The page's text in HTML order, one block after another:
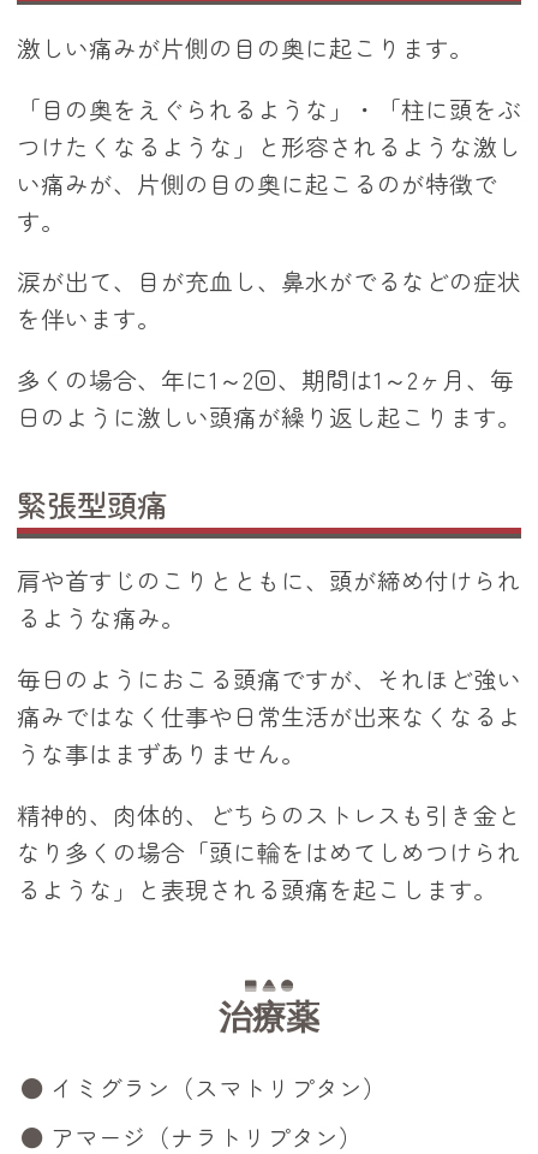
激しい痛みが片側の目の奥に起こります。
「目の奥をえぐられるような」・「柱に頭をぶ
つけたくなるような」と形容されるような激し
い痛みが、片側の目の奥に起こるのが特徴で
す。
涙が出て、目が充血し、鼻水がでるなどの症状
を伴います。
多くの場合、年に1～2回、期間は1～2ヶ月、毎
日のように激しい頭痛が繰り返し起こります。
緊張型頭痛
肩や首すじのこりとともに、頭が締め付けられ
るような痛み。
毎日のようにおこる頭痛ですが、それほど強い
痛みではなく仕事や日常生活が出来なくなるよ
うな事はまずありません。
精神的、肉体的、どちらのストレスも引き金と
なり多くの場合「頭に輪をはめてしめつけられ
るような」と表現される頭痛を起こします。
治療薬
イミグラン（スマトリプタン）
アマージ（ナラトリプタン）